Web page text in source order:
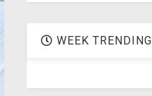
WEEK TRENDING